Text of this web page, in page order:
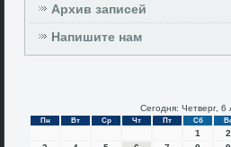
Архив записей
Напишите нам
Сегодня: Четверг, 6
Пн Вт Ср Чт Пт Сб
1
2